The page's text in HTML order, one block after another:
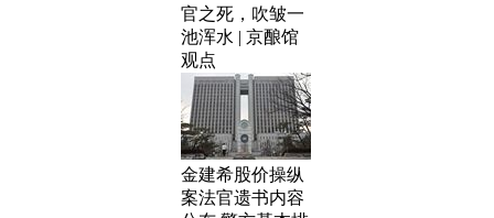
官之死，吹皱一
池浑水 | 京酿馆
观点
金建希股价操纵
案法官遗书内容